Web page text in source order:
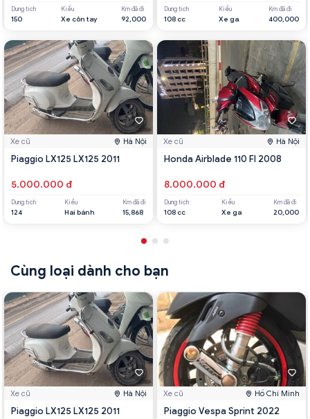
Dung tích
150
Kiểu
Xe côn tay
Km đã đi
92,000
Xe cũ Hà Nội
Piaggio LX125 LX125 2011
5.000.000 đ
Dung tích
124
Kiểu
Hai bánh
Km đã đi
15,868
Dung tích
108 cc
Kiểu
Xe ga
Km đã đi
400,000
Xe cũ Hà Nội
Honda Airblade 110 FI 2008
8.000.000 đ
Dung tích
108 cc
Kiểu
Xe ga
Km đã đi
20,000
Cùng loại dành cho bạn
Xe cũ Hà Nội
Piaggio LX125 LX125 2011
Xe cũ Hồ Chí Minh
Piaggio Vespa Sprint 2022